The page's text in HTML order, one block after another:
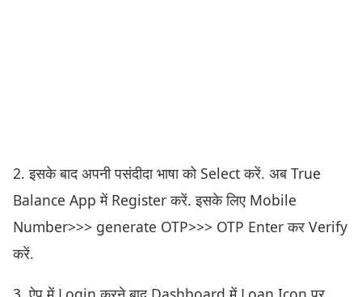
2. इसके बाद अपनी पसंदीदा भाषा को Select करें. अब True
Balance App में Register करें. इसके लिए Mobile
Number>>> generate OTP>>> OTP Enter कर Verify
करें.